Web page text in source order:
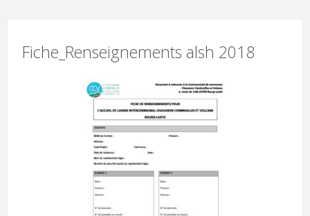
Fiche_Renseignements alsh 2018